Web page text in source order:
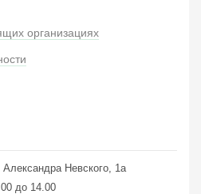
организациях
Невского, 1а
до 14.00